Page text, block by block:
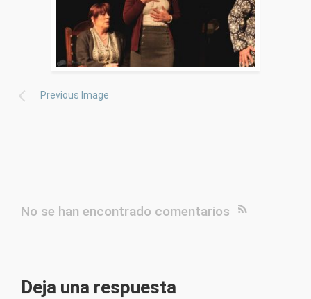
Previous Image
No se han encontrado comentarios
Deja una respuesta